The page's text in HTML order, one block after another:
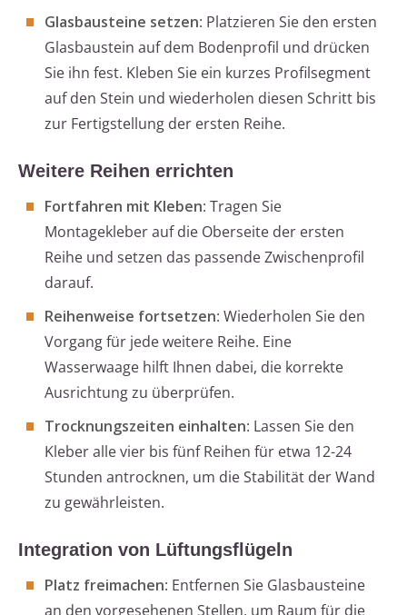
Glasbausteine setzen: Platzieren Sie den ersten
Glasbaustein auf dem Bodenprofil und drücken
Sie ihn fest. Kleben Sie ein kurzes Profilsegment
auf den Stein und wiederholen diesen Schritt bis
zur Fertigstellung der ersten Reihe.
Weitere Reihen errichten
Fortfahren mit Kleben: Tragen Sie
Montagekleber auf die Oberseite der ersten
Reihe und setzen das passende Zwischenprofil
darauf.
Reihenweise fortsetzen: Wiederholen Sie den
Vorgang für jede weitere Reihe. Eine
Wasserwaage hilft Ihnen dabei, die korrekte
Ausrichtung zu überprüfen.
Trocknungszeiten einhalten: Lassen Sie den
Kleber alle vier bis fünf Reihen für etwa 12-24
Stunden antrocknen, um die Stabilität der Wand
zu gewährleisten.
Integration von Lüftungsflügeln
Platz freimachen: Entfernen Sie Glasbausteine
an den vorgesehenen Stellen, um Raum für die